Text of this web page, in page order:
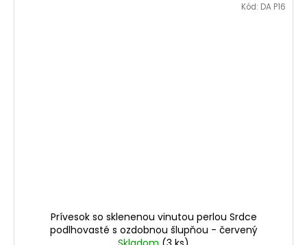
Prívesok so sklenenou vinutou perlou Srdce
podlhovasté s ozdobnou šlupňou - červený
Kód: DA P16